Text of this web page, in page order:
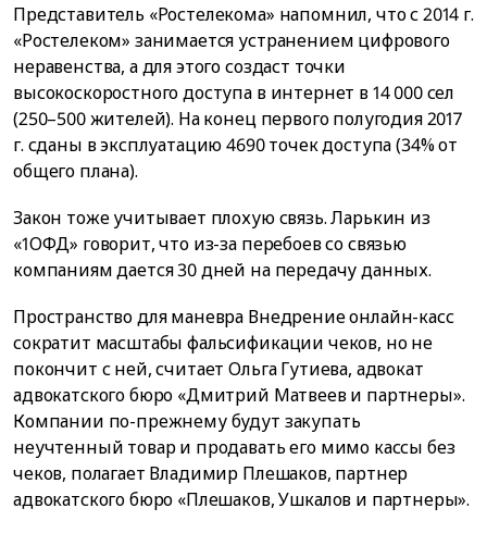
Представитель «Ростелекома» напомнил, что с 2014 г.
«Ростелеком» занимается устранением цифрового
неравенства, а для этого создаст точки
высокоскоростного доступа в интернет в 14 000 сел
(250–500 жителей). На конец первого полугодия 2017
г. сданы в эксплуатацию 4690 точек доступа (34% от
общего плана).
Закон тоже учитывает плохую связь. Ларькин из
«1ОФД» говорит, что из-за перебоев со связью
компаниям дается 30 дней на передачу данных.
Пространство для маневра Внедрение онлайн-касс
сократит масштабы фальсификации чеков, но не
покончит с ней, считает Ольга Гутиева, адвокат
адвокатского бюро «Дмитрий Матвеев и партнеры».
Компании по-прежнему будут закупать
неучтенный товар и продавать его мимо кассы без
чеков, полагает Владимир Плешаков, партнер
адвокатского бюро «Плешаков, Ушкалов и партнеры».